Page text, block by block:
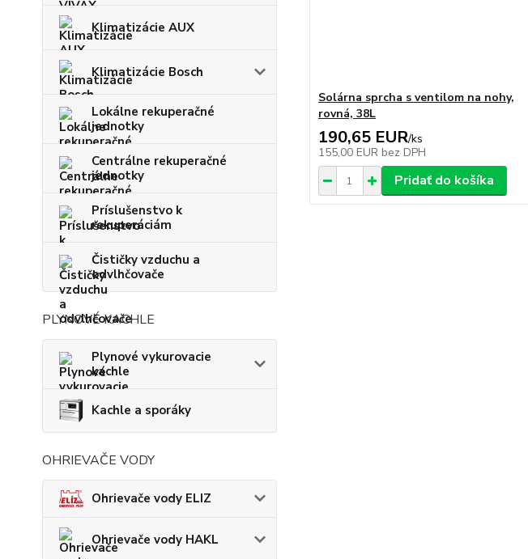
Klimatizácie AUX
Klimatizácie Bosch
Lokálne rekuperačné
jednotky
Centrálne rekuperačné
jednotky
Príslušenstvo k
rekuperáciám
Čističky vzduchu a
odvlhčovače
PLYNOVÉ KACHLE
Plynové vykurovacie
kachle
Kachle a sporáky
OHRIEVAČE VODY
Ohrievače vody ELIZ
Ohrievače vody HAKL
Solárna sprcha s ventilom na nohy,
rovná, 38L
190,65 EUR/ks
155,00 EUR bez DPH
Pridať do košíka